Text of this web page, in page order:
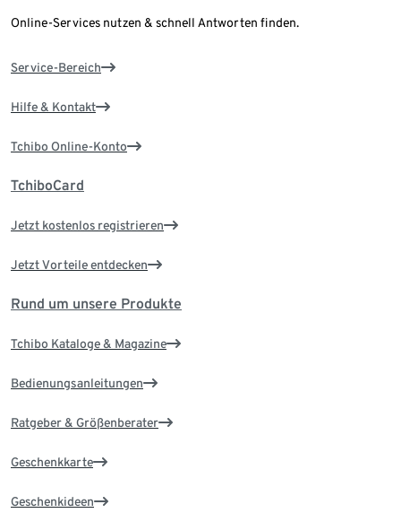
Online-Services nutzen & schnell Antworten finden.
Service-Bereich
Hilfe & Kontakt
Tchibo Online-Konto
TchiboCard
Jetzt kostenlos registrieren
Jetzt Vorteile entdecken
Rund um unsere Produkte
Tchibo Kataloge & Magazine
Bedienungsanleitungen
Ratgeber & Größenberater
Geschenkkarte
Geschenkideen